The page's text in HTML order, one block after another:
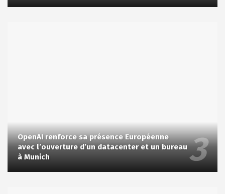
OpenAI renforce sa présence Européenne
avec l’ouverture d’un datacenter et un bureau
à Munich